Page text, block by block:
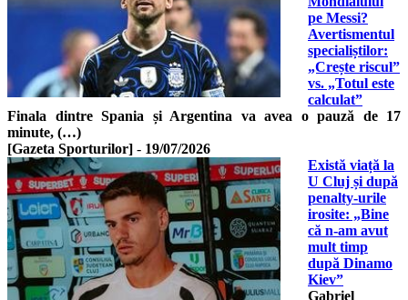
pe Messi?
Avertismentul
specialiștilor:
„Crește riscul”
vs. „Totul este
calculat”
Finala dintre Spania și Argentina va avea o pauză de 17
minute, (…)
[Gazeta Sporturilor] - 19/07/2026
Există viață la
U Cluj și după
penalty-urile
irosite: „Bine
că n-am avut
mult timp
după Dinamo
Kiev”
Gabriel